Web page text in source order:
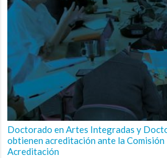
Doctorado en Artes Integradas y
obtienen acreditación ante la Comisión
Acreditación